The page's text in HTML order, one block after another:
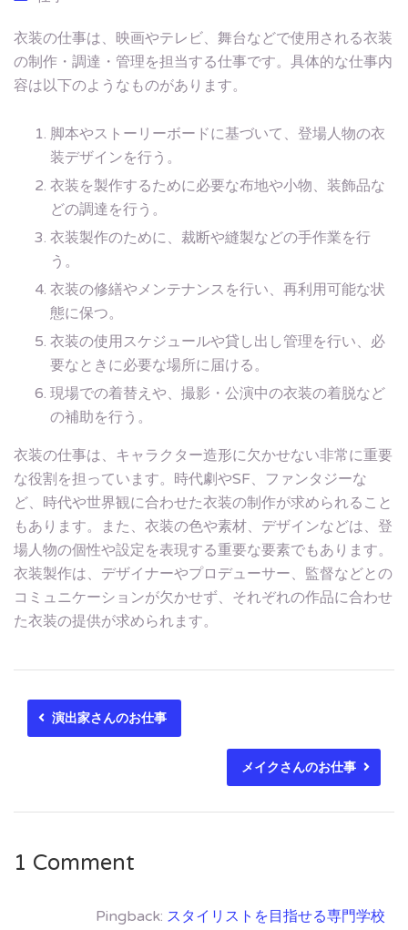
衣装の仕事は、映画やテレビ、舞台などで使用される衣装
の制作・調達・管理を担当する仕事です。具体的な仕事内
容は以下のようなものがあります。
脚本やストーリーボードに基づいて、登場人物の衣
装デザインを行う。
衣装を製作するために必要な布地や小物、装飾品な
どの調達を行う。
衣装製作のために、裁断や縫製などの手作業を行
う。
衣装の修繕やメンテナンスを行い、再利用可能な状
態に保つ。
衣装の使用スケジュールや貸し出し管理を行い、必
要なときに必要な場所に届ける。
現場での着替えや、撮影・公演中の衣装の着脱など
の補助を行う。
衣装の仕事は、キャラクター造形に欠かせない非常に重要
な役割を担っています。時代劇やSF、ファンタジーな
ど、時代や世界観に合わせた衣装の制作が求められること
もあります。また、衣装の色や素材、デザインなどは、登
場人物の個性や設定を表現する重要な要素でもあります。
衣装製作は、デザイナーやプロデューサー、監督などとの
コミュニケーションが欠かせず、それぞれの作品に合わせ
た衣装の提供が求められます。
演出家さんのお仕事
メイクさんのお仕事
1 Comment
Pingback: スタイリストを目指せる専門学校